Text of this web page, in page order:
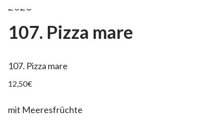
29
NOV.
2023
2023
107. Pizza mare
107. Pizza mare
12,50€
mit Meeresfrüchte